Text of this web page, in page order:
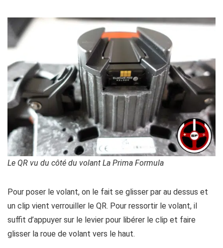
Le QR vu du côté du volant La Prima Formula
Pour poser le volant, on le fait se glisser par au dessus et
un clip vient verrouiller le QR. Pour ressortir le volant, il
suffit d’appuyer sur le levier pour libérer le clip et faire
glisser la roue de volant vers le haut.